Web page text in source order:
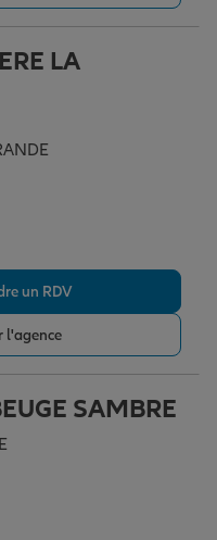
LA
un RDV
l'agence
SAMBRE